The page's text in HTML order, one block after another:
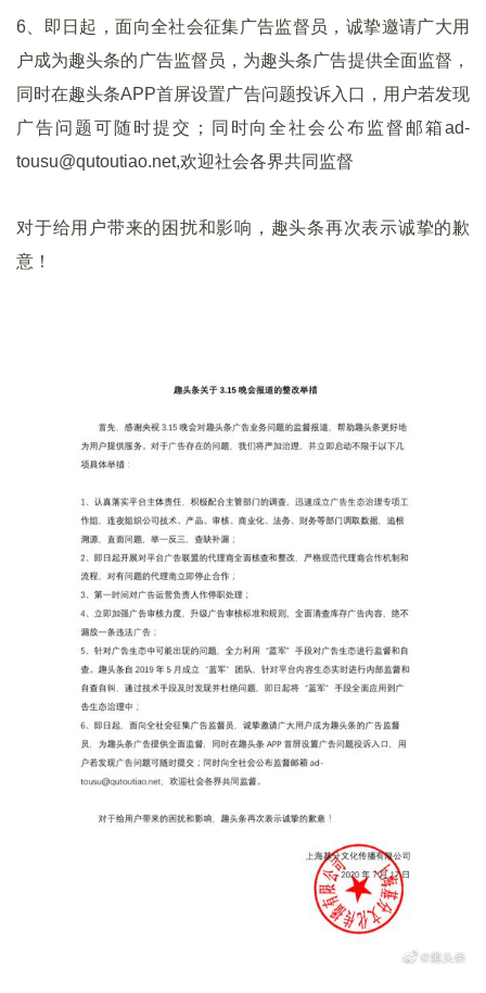
6、即日起，面向全社会征集广告监督员，诚挚邀请广大用
户成为趣头条的广告监督员，为趣头条广告提供全面监督，
同时在趣头条APP首屏设置广告问题投诉入口，用户若发现
广告问题可随时提交；同时向全社会公布监督邮箱ad-
tousu@qutoutiao.net,欢迎社会各界共同监督
对于给用户带来的困扰和影响，趣头条再次表示诚挚的歉
意！